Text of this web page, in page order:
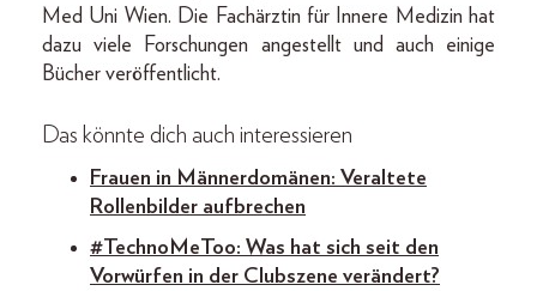
Med Uni Wien. Die Fachärztin für Innere Medizin hat
dazu viele Forschungen angestellt und auch einige
Bücher veröffentlicht.
Das könnte dich auch interessieren
Frauen in Männerdomänen: Veraltete
Rollenbilder aufbrechen
#TechnoMeToo: Was hat sich seit den
Vorwürfen in der Clubszene verändert?